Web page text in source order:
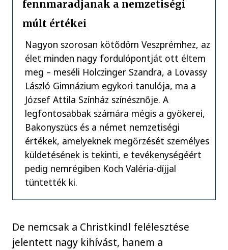
fennmaradjanak a nemzetiségi
múlt értékei
Nagyon szorosan kötődöm Veszprémhez, az
élet minden nagy fordulópontját ott éltem
meg – meséli Holczinger Szandra, a Lovassy
László Gimnázium egykori tanulója, ma a
József Attila Színház színésznője. A
legfontosabbak számára mégis a gyökerei,
Bakonyszücs és a német nemzetiségi
értékek, amelyeknek megőrzését személyes
küldetésének is tekinti, e tevékenységéért
pedig nemrégiben Koch Valéria-díjjal
tüntették ki.
De nemcsak a Christkindl felélesztése
jelentett nagy kihívást, hanem a